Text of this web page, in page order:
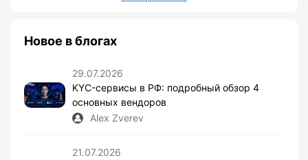
Новое в блогах
29.07.2026
KYC-сервисы в РФ: подробный обзор 4
основных вендоров
Alex Zverev
21.07.2026